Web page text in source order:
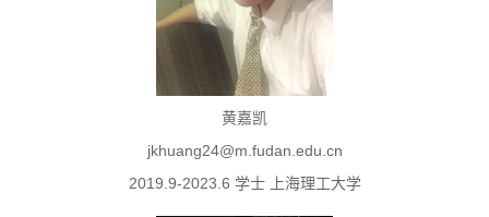
黄嘉凯
jkhuang24@m.fudan.edu.cn
2019.9-2023.6 学士 上海理工大学